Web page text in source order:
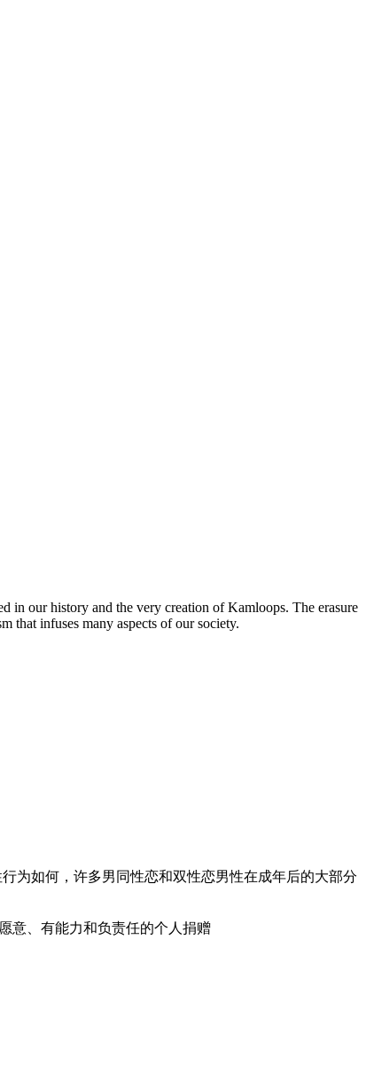
in our history and the very creation of Kamloops. The erasure
that infuses many aspects of our society.
为如何，许多男同性恋和双性恋男性在成年后的大部分
意、有能力和负责任的个人捐赠